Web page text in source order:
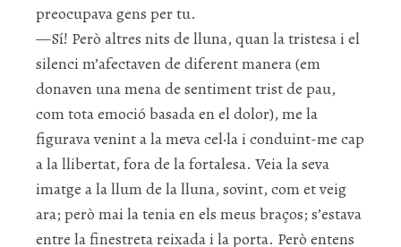
preocupava gens per tu.
—Sí! Però altres nits de lluna, quan la tristesa i el
silenci m’afectaven de diferent manera (em
donaven una mena de sentiment trist de pau,
com tota emoció basada en el dolor), me la
figurava venint a la meva cel·la i conduint-me cap
a la llibertat, fora de la fortalesa. Veia la seva
imatge a la llum de la lluna, sovint, com et veig
ara; però mai la tenia en els meus braços; s’estava
entre la finestreta reixada i la porta. Però entens